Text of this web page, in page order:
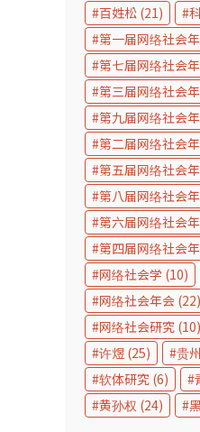
百姓松 (21)
第一届网络社会
第七届网络社会
第三届网络社会
第九届网络社会
第二届网络社会
第五届网络社会
第八届网络社会
第六届网络社会
第四届网络社会
网络社会学 (10)
网络社会年会 (22)
网络社会研究 (10)
许煜 (25) 贵州
软体研究 (6)
黄孙权 (24)